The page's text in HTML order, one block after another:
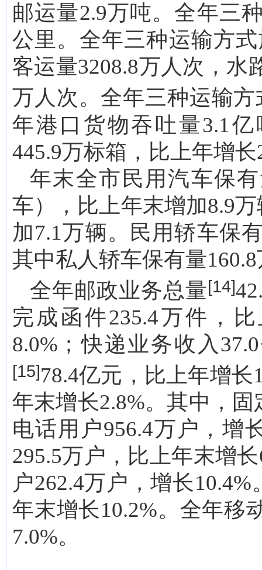
邮运量2.9万吨。全年三
公里。全年三种运输方
客运量3208.8万人次，水
万人次。全年三种运输
年港口货物吞吐量3.1
445.9万标箱，比上年增长
年末全市民用汽车保
车），比上年末增加8.9
加7.1万辆。民用轿车保
其中私人轿车保有量
全年邮政业务总量[14]
完成函件235.4万件，
8.0%；快递业务收入
[15]78.4亿元，比上年增
年末增长2.8%。其中，
电话用户956.4万户，增
295.5万户，比上年末增
户262.4万户，增长
年末增长10.2%。全年移
7.0%。